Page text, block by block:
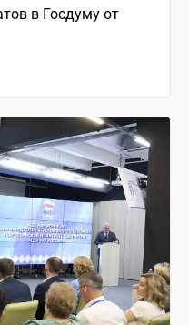
в Госдуму от